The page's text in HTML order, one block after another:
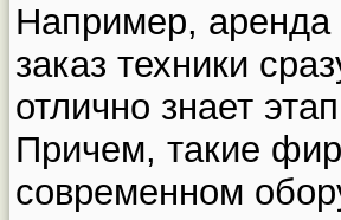
Например, аренда
заказ техники
отлично знает
Причем, такие
современном